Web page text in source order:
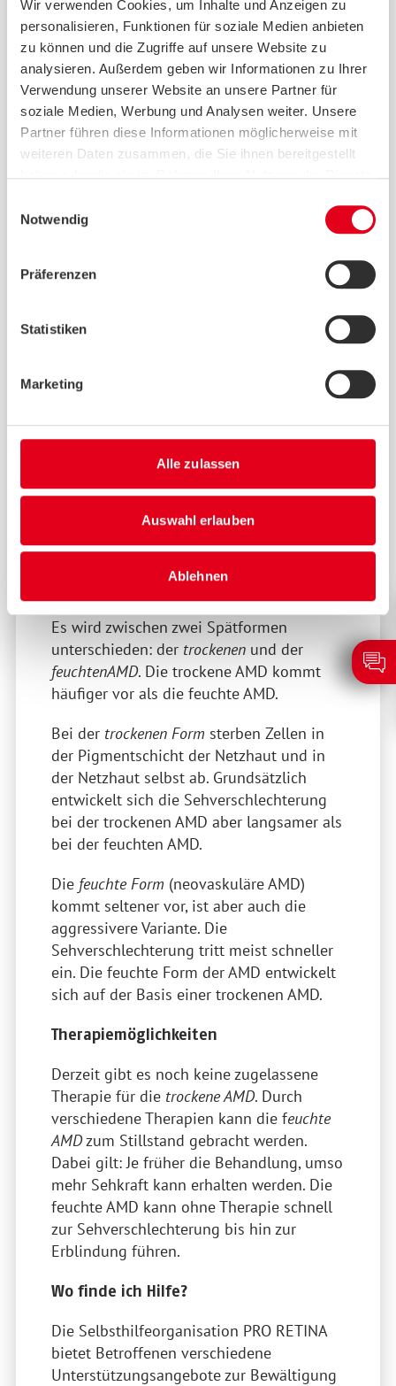
Wir verwenden Cookies, um Inhalte und Anzeigen zu
personalisieren, Funktionen für soziale Medien anbieten
zu können und die Zugriffe auf unsere Website zu
analysieren. Außerdem geben wir Informationen zu Ihrer
Verwendung unserer Website an unsere Partner für
soziale Medien, Werbung und Analysen weiter. Unsere
Partner führen diese Informationen möglicherweise mit
weiteren Daten zusammen, die Sie ihnen bereitgestellt
Notwendig
Präferenzen
Statistiken
Marketing
Alle zulassen
Auswahl erlauben
Ablehnen
Betroffenen in der Mitte des Gesichtsfelds
nur noch einen dunklen Fleck wahr. Viele
haben Angst zu erblinden und ihre
Selbstständigkeit zu verlieren.
Unterstützung bekommen die Betroffenen
durch
PRO RETINA Deutschland e. V.
Die Berater*innen der
betroffen. Deshalb wissen sie, was in
dieser Situation wichtig ist: fundierte
der Austausch mit anderen Betroffenen.
AMD noch nicht vollständig geklärt.
Faktoren können
Umwelteinflüsse,
die Ernährung und
die Entstehung begünstigen.
Formen der AMD
Es wird zwischen zwei Spätformen
unterschieden: der trockenenund der
feuchtenAMD. Die trockene AMD kommt
häufiger vor als die feuchte AMD.
Bei der trockenen Form sterben Zellen in
der Pigmentschicht der Netzhaut und in
der Netzhaut selbst ab. Grundsätzlich
entwickelt sich die Sehverschlechterung
bei der trockenen AMD aber langsamer als
bei der feuchten AMD.
Die feuchte Form (neovaskuläre AMD)
kommt seltener vor, ist aber auch die
aggressivere Variante. Die
Sehverschlechterung tritt meist schneller
ein. Die feuchte Form der AMD entwickelt
sich auf der Basis einer trockenen AMD.
Therapiemöglichkeiten
Derzeit gibt es noch keine zugelassene
Therapie für die trockene AMD. Durch
verschiedene Therapien kann die feuchte
AMDzum Stillstand gebracht werden.
Dabei gilt: Je früher die Behandlung, umso
mehr Sehkraft kann erhalten werden. Die
feuchte AMD kann ohne Therapie schnell
zur Sehverschlechterung bis hin zur
Erblindung führen.
Wo finde ich Hilfe?
Die Selbsthilfeorganisation PRO RETINA
bietet Betroffenen verschiedene
Unterstützungsangebote zur Bewältigung